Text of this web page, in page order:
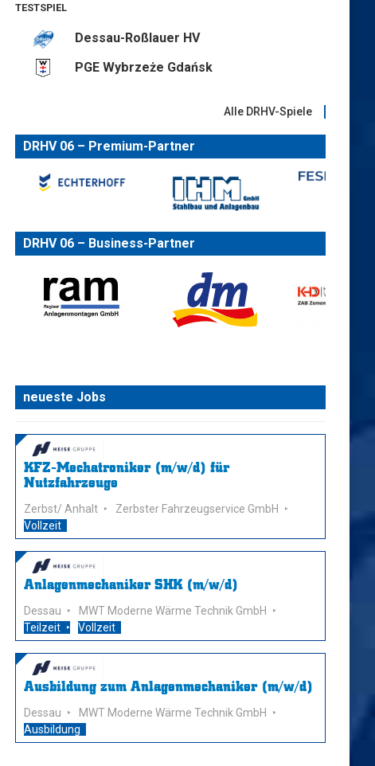
TESTSPIEL
Dessau-Roßlauer HV
PGE Wybrzeże Gdańsk
Alle DRHV-Spiele
DRHV 06 – Premium-Partner
DRHV 06 – Business-Partner
neueste Jobs
KFZ-Mechatroniker (m/w/d) für
Nutzfahrzeuge
Zerbst/ Anhalt
Zerbster Fahrzeugservice GmbH
Vollzeit
Anlagenmechaniker SHK (m/w/d)
Dessau
MWT Moderne Wärme Technik GmbH
Teilzeit
Vollzeit
Ausbildung zum Anlagenmechaniker (m/w/d)
Dessau
MWT Moderne Wärme Technik GmbH
Ausbildung